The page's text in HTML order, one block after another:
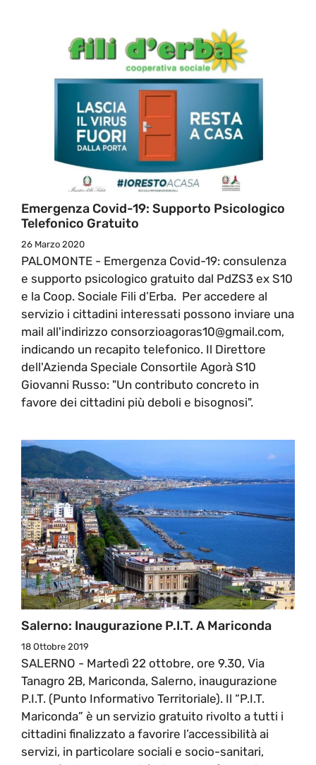
Emergenza Covid-19: Supporto Psicologico
Telefonico Gratuito
26 Marzo 2020
PALOMONTE - Emergenza Covid-19: consulenza
e supporto psicologico gratuito dal PdZS3 ex S10
e la Coop. Sociale Fili d’Erba. Per accedere al
servizio i cittadini interessati possono inviare una
mail all'indirizzo consorzioagoras10@gmail.com,
indicando un recapito telefonico. Il Direttore
dell'Azienda Speciale Consortile Agorà S10
Giovanni Russo: "Un contributo concreto in
favore dei cittadini più deboli e bisognosi".
Salerno: Inaugurazione P.I.T. A Mariconda
18 Ottobre 2019
SALERNO - Martedì 22 ottobre, ore 9.30, Via
Tanagro 2B, Mariconda, Salerno, inaugurazione
P.I.T. (Punto Informativo Territoriale). Il “P.I.T.
Mariconda” è un servizio gratuito rivolto a tutti i
cittadini finalizzato a favorire l’accessibilità ai
servizi, in particolare sociali e socio-sanitari,